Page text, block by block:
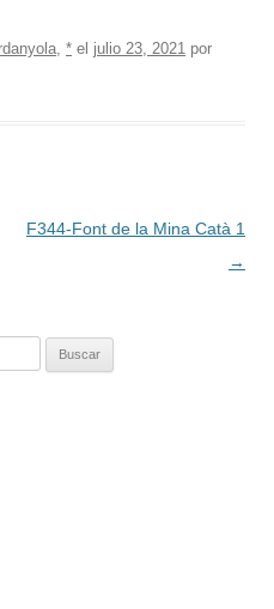
, * el julio 23, 2021 por
F344-Font de la Mina Catà 1
→